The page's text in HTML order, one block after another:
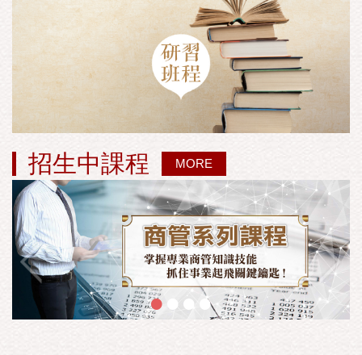
招生中課程 MORE
••••